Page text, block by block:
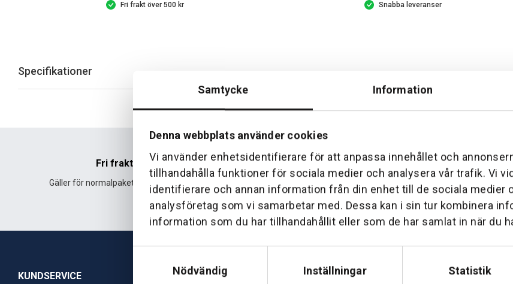
Samtycke Information
Denna webbplats använder cookies
Vi använder enhetsidentifierare för att anpassa innehållet och
tillhandahålla funktioner för sociala medier och analysera vår trafik. Vi
identifierare och annan information från din enhet till de sociala medier
analysföretag som vi samarbetar med. Dessa kan i sin tur kombinera
information som du har tillhandahållit eller som de har samlat in när du
Nödvändig
Inställningar Statistik
Fri frakt över 500 kr Snabba leveranser
Specifikationer
Fri frakt
Gäller för normalpaket över 500 kr.
Hemleverans
Leverans fram till din dörr. Oavsett storlek.
Över 30 års
Företaget startade 1
sedan dess haft
KUNDSERVICE